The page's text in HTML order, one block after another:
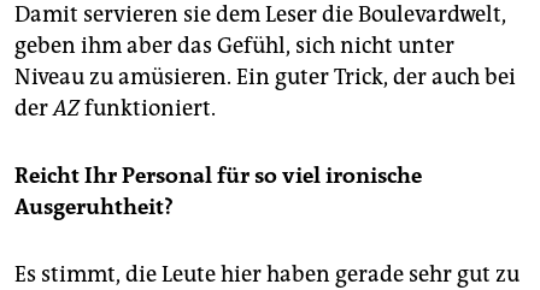
Damit servieren sie dem Leser die Boulevardwelt,
geben ihm aber das Gefühl, sich nicht unter
Niveau zu amüsieren. Ein guter Trick, der auch bei
derAZfunktioniert.
Reicht Ihr Personal für so viel ironische
Ausgeruhtheit?
Es stimmt, die Leute hier haben gerade sehr gut zu